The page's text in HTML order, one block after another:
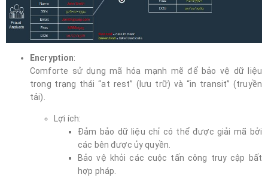
Encryption:
Comforte sử dụng mã hóa mạnh mẽ để bảo vệ dữ liệu
trong trạng thái “at rest” (lưu trữ) và “in transit” (truyền
tải).
Lợi ích:
Đảm bảo dữ liệu chỉ có thể được giải mã bởi
các bên được ủy quyền.
Bảo vệ khỏi các cuộc tấn công truy cập bất
hợp pháp.